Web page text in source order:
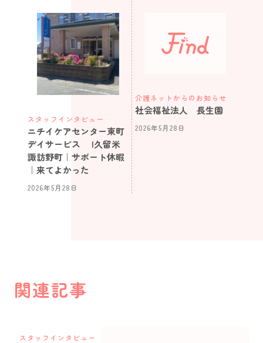
スタッフインタビュー
ニチイケアセンター東町
デイサービス |久留米
諏訪野町｜サポート休暇
｜来てよかった
2026年5月28日
介護ネットからのお知らせ
社会福祉法人 長生園
2026年5月28日
関連記事
スタッフインタビュー